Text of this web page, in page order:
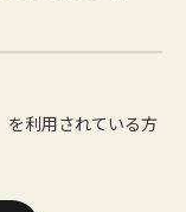
を利用されている方